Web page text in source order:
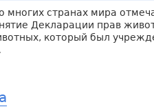
многих странах мира
Декларации прав
который был